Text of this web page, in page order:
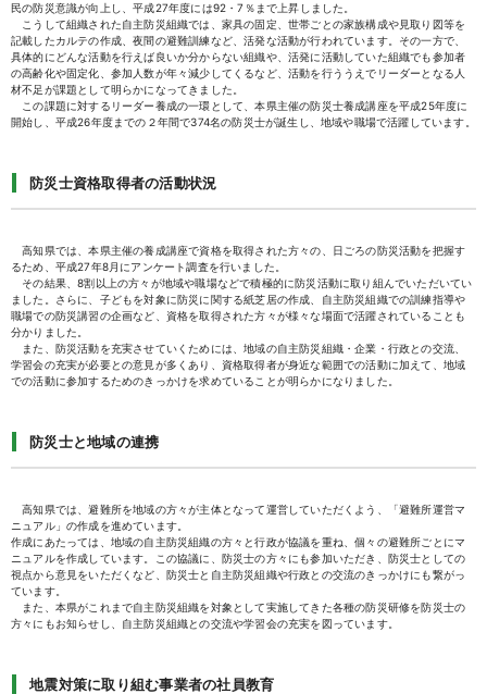
民の防災意識が向上し、平成27年度には92・7％まで上昇しました。
こうして組織された自主防災組織では、家具の固定、世帯ごとの家族構成や見取り図等を
記載したカルテの作成、夜間の避難訓練など、活発な活動が行われています。その一方で、
具体的にどんな活動を行えば良いか分からない組織や、活発に活動していた組織でも参加者
の高齢化や固定化、参加人数が年々減少してくるなど、活動を行ううえでリーダーとなる人
材不足が課題として明らかになってきました。
この課題に対するリーダー養成の一環として、本県主催の防災士養成講座を平成25年度に
開始し、平成26年度までの２年間で374名の防災士が誕生し、地域や職場で活躍しています。
防災士資格取得者の活動状況
高知県では、本県主催の養成講座で資格を取得された方々の、日ごろの防災活動を把握す
るため、平成27年8月にアンケート調査を行いました。
その結果、8割以上の方々が地域や職場などで積極的に防災活動に取り組んでいただいてい
ました。さらに、子どもを対象に防災に関する紙芝居の作成、自主防災組織での訓練指導や
職場での防災講習の企画など、資格を取得された方々が様々な場面で活躍されていることも
分かりました。
また、防災活動を充実させていくためには、地域の自主防災組織・企業・行政との交流、
学習会の充実が必要との意見が多くあり、資格取得者が身近な範囲での活動に加えて、地域
での活動に参加するためのきっかけを求めていることが明らかになりました。
防災士と地域の連携
高知県では、避難所を地域の方々が主体となって運営していただくよう、「避難所運営マ
ニュアル」の作成を進めています。
作成にあたっては、地域の自主防災組織の方々と行政が協議を重ね、個々の避難所ごとにマ
ニュアルを作成しています。この協議に、防災士の方々にも参加いただき、防災士としての
視点から意見をいただくなど、防災士と自主防災組織や行政との交流のきっかけにも繋がっ
ています。
また、本県がこれまで自主防災組織を対象として実施してきた各種の防災研修を防災士の
方々にもお知らせし、自主防災組織との交流や学習会の充実を図っています。
地震対策に取り組む事業者の社員教育